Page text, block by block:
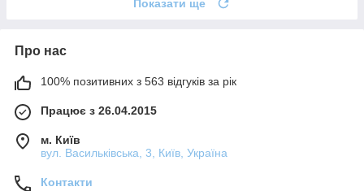
Показати ще
Про нас
100% позитивних з 563 відгуків за рік
Працює з 26.04.2015
м. Київ
вул. Васильківська, 3, Київ, Україна
Контакти